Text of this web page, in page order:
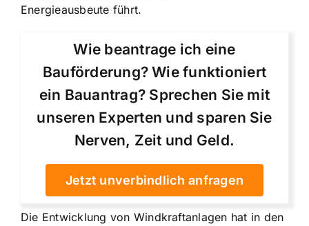
Energieausbeute führt.
Wie beantrage ich eine
Bauförderung? Wie funktioniert
ein Bauantrag? Sprechen Sie mit
unseren Experten und sparen Sie
Nerven, Zeit und Geld.
Jetzt unverbindlich anfragen
Die Entwicklung von Windkraftanlagen hat in den